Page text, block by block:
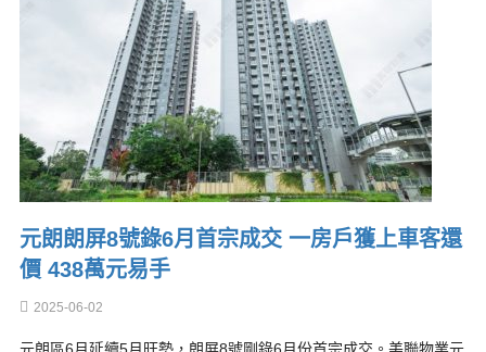
元朗朗屏8號錄6月首宗成交 一房戶獲上車客還
價 438萬元易手
2025-06-02